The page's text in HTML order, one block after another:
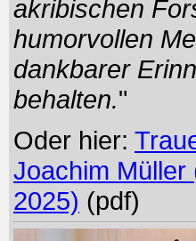
akribischen
humorvollen
dankbarer
behalten."
Oder hier:
Joachim Müller
2025) (pdf)